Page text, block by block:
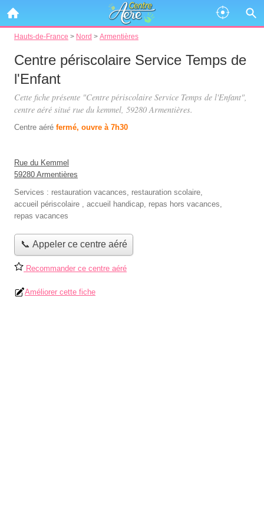
Hauts-de-France > Nord > Armentières
Centre périscolaire Service Temps de
l'Enfant
Cette fiche présente "Centre périscolaire Service Temps de l'Enfant",
centre aéré situé rue du kemmel, 59280 Armentières.
Centre aéré fermé, ouvre à 7h30
Rue du Kemmel
59280 Armentières
Services : restauration vacances, restauration scolaire,
accueil périscolaire , accueil handicap, repas hors vacances,
repas vacances
📞 Appeler ce centre aéré
Recommander ce centre aéré
Améliorer cette fiche